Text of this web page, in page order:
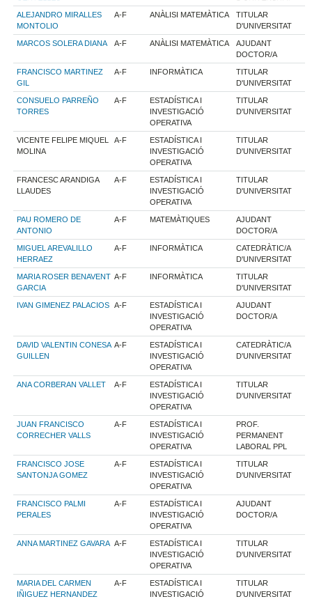
ALEJANDRO MIRALLES
MONTOLIO
A-F ANÀLISI MATEMÀTICA
TITULAR
D'UNIVERSITAT
MARCOS SOLERA DIANA A-F ANÀLISI MATEMÀTICA
AJUDANT
DOCTOR/A
FRANCISCO MARTINEZ
GIL
A-F INFORMÀTICA
TITULAR
D'UNIVERSITAT
CONSUELO PARREÑO
TORRES
A-F
ESTADÍSTICA I
INVESTIGACIÓ
OPERATIVA
TITULAR
D'UNIVERSITAT
VICENTE FELIPE MIQUEL
MOLINA
A-F
ESTADÍSTICA I
INVESTIGACIÓ
OPERATIVA
TITULAR
D'UNIVERSITAT
FRANCESC ARANDIGA
LLAUDES
A-F
ESTADÍSTICA I
INVESTIGACIÓ
OPERATIVA
TITULAR
D'UNIVERSITAT
PAU ROMERO DE
ANTONIO
A-F MATEMÀTIQUES
AJUDANT
DOCTOR/A
MIGUEL AREVALILLO
HERRAEZ
A-F INFORMÀTICA
CATEDRÀTIC/A
D'UNIVERSITAT
MARIA ROSER BENAVENT
GARCIA
A-F INFORMÀTICA
TITULAR
D'UNIVERSITAT
IVAN GIMENEZ PALACIOS A-F
ESTADÍSTICA I
INVESTIGACIÓ
OPERATIVA
AJUDANT
DOCTOR/A
DAVID VALENTIN CONESA
GUILLEN
A-F
ESTADÍSTICA I
INVESTIGACIÓ
OPERATIVA
CATEDRÀTIC/A
D'UNIVERSITAT
ANA CORBERAN VALLET A-F
ESTADÍSTICA I
INVESTIGACIÓ
OPERATIVA
TITULAR
D'UNIVERSITAT
JUAN FRANCISCO
CORRECHER VALLS
A-F
ESTADÍSTICA I
INVESTIGACIÓ
OPERATIVA
PROF.
PERMANENT
LABORAL PPL
FRANCISCO JOSE
SANTONJA GOMEZ
A-F
ESTADÍSTICA I
INVESTIGACIÓ
OPERATIVA
TITULAR
D'UNIVERSITAT
FRANCISCO PALMI
PERALES
A-F
ESTADÍSTICA I
INVESTIGACIÓ
OPERATIVA
AJUDANT
DOCTOR/A
ANNA MARTINEZ GAVARA A-F
ESTADÍSTICA I
INVESTIGACIÓ
OPERATIVA
TITULAR
D'UNIVERSITAT
MARIA DEL CARMEN
IÑIGUEZ HERNANDEZ
A-F
ESTADÍSTICA I
INVESTIGACIÓ
TITULAR
D'UNIVERSITAT